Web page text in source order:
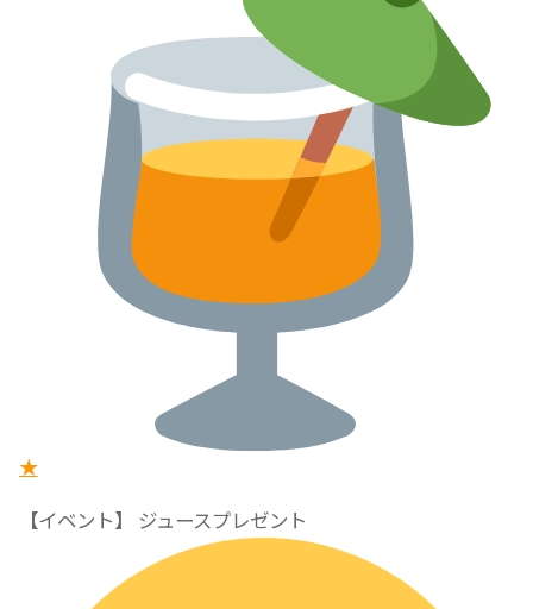
★
【イベント】 ジュースプレゼント